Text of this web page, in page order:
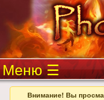
Меню
Внимание! Вы